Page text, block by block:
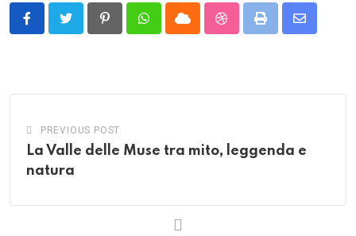
PinterestWhatsappCloud StumbleUpon
Print
Share
PREVIOUS POST
La Valle delle Muse tra mito, leggenda e
natura